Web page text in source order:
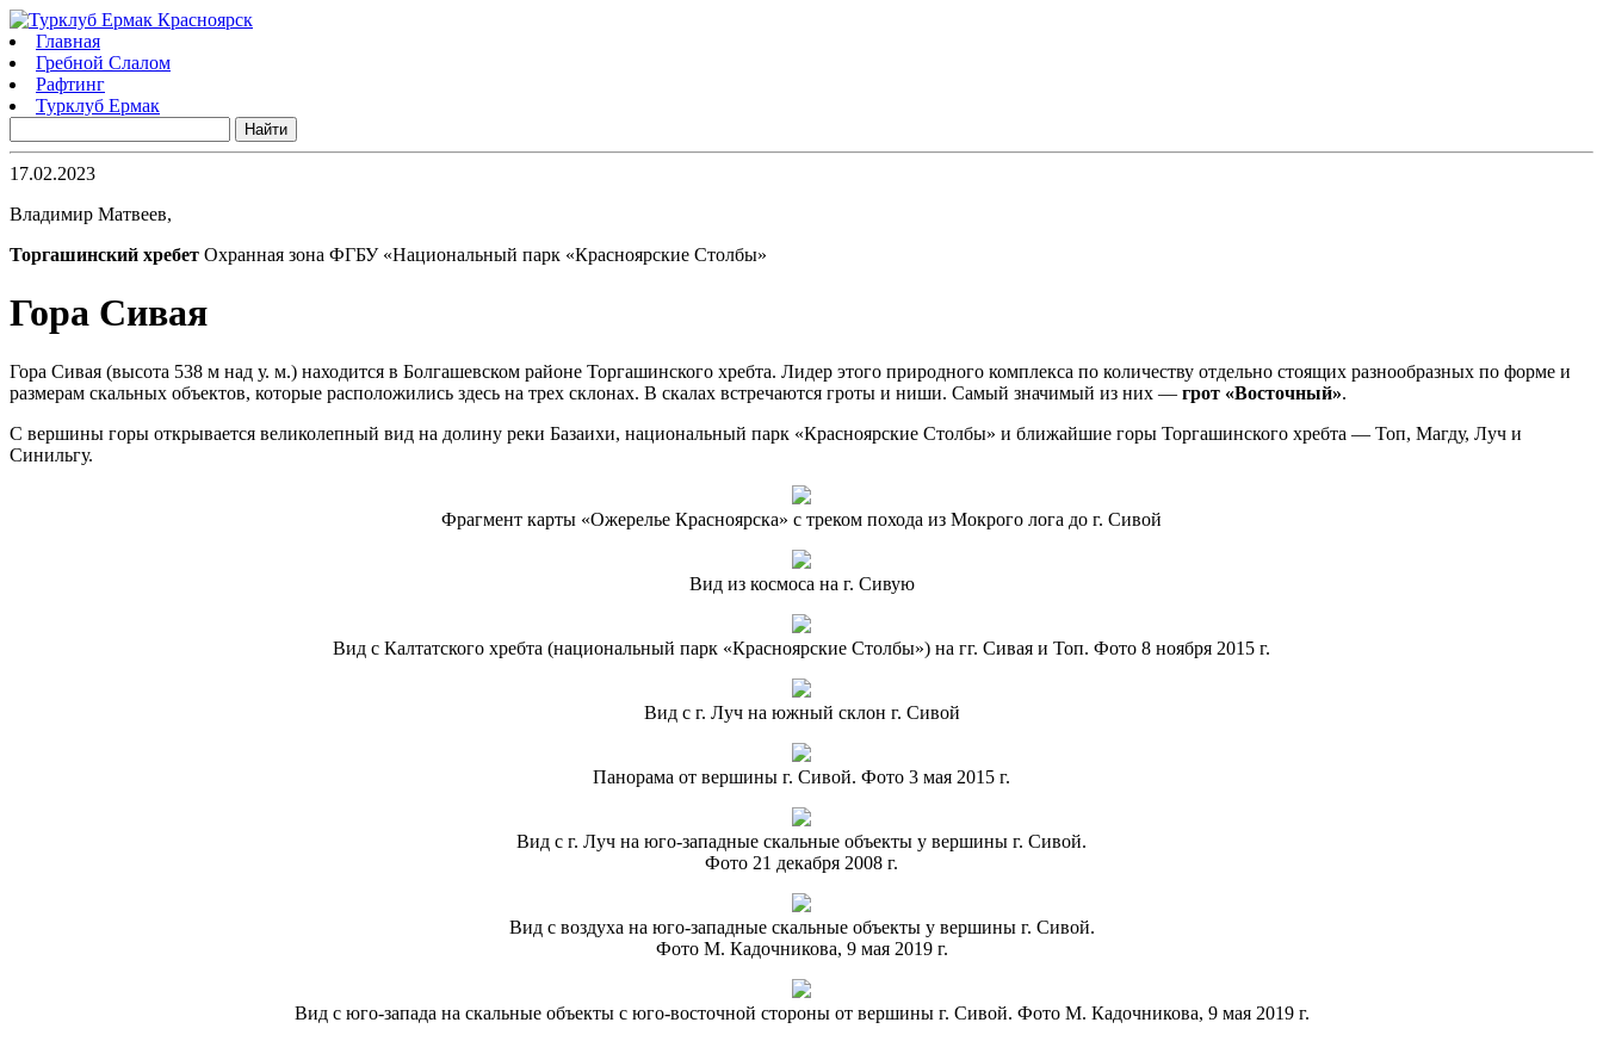
Главная
Гребной Слалом
Рафтинг
Турклуб Ермак
17.02.2023
Владимир Матвеев,
Торгашинский хребет Охранная зона ФГБУ «Национальный парк «Красноярские Столбы»
Гора Сивая
Гора Сивая (высота 538 м над у. м.) находится в Болгашевском районе Торгашинского хребта. Лидер этого природного комплекса по количеству отдельно стоящих разнообразных по форме и
размерам скальных объектов, которые расположились здесь на трех склонах. В скалах встречаются гроты и ниши. Самый значимый из них — грот «Восточный».
С вершины горы открывается великолепный вид на долину реки Базаихи, национальный парк «Красноярские Столбы» и ближайшие горы Торгашинского хребта — Топ, Магду, Луч и
Синильгу.
Фрагмент карты «Ожерелье Красноярска» с треком похода из Мокрого лога до г. Сивой
Вид из космоса на г. Сивую
Вид с Калтатского хребта (национальный парк «Красноярские Столбы») на гг. Сивая и Топ. Фото 8 ноября 2015 г.
Вид с г. Луч на южный склон г. Сивой
Панорама от вершины г. Сивой. Фото 3 мая 2015 г.
Вид с г. Луч на юго-западные скальные объекты у вершины г. Сивой.
Фото 21 декабря 2008 г.
Вид с воздуха на юго-западные скальные объекты у вершины г. Сивой.
Фото М. Кадочникова, 9 мая 2019 г.
Вид с юго-запада на скальные объекты с юго-восточной стороны от вершины г. Сивой. Фото М. Кадочникова, 9 мая 2019 г.